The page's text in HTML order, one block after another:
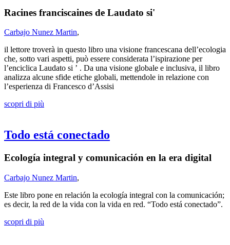
Racines franciscaines de Laudato si'
Carbajo Nunez Martin,
il lettore troverà in questo libro una visione francescana dell’ecologia
che, sotto vari aspetti, può essere considerata l’ispirazione per
l’enciclica Laudato si ’ . Da una visione globale e inclusiva, il libro
analizza alcune sfide etiche globali, mettendole in relazione con
l’esperienza di Francesco d’Assisi
scopri di più
Todo está conectado
Ecología integral y comunicación en la era digital
Carbajo Nunez Martin,
Este libro pone en relación la ecología integral con la comunicación;
es decir, la red de la vida con la vida en red. “Todo está conectado”.
scopri di più